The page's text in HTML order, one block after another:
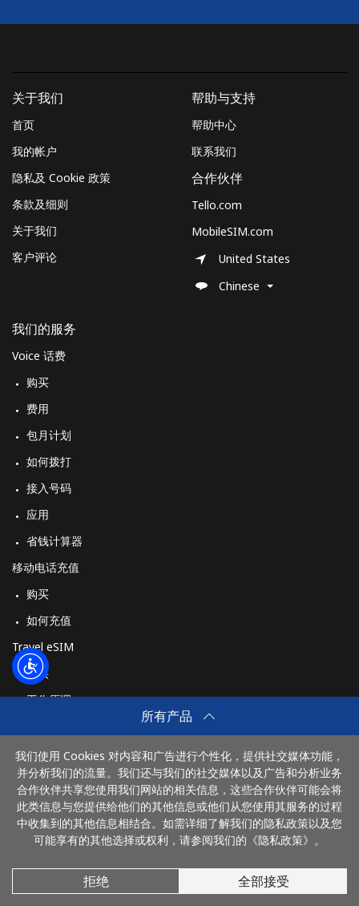
所有产品
我们使用 Cookies 对内容和广告进行个性化，提供社交媒体功能，
并分析我们的流量。我们还与我们的社交媒体以及广告和分析业务
合作伙伴共享您使用我们网站的相关信息，这些合作伙伴可能会将
此类信息与您提供给他们的其他信息或他们从您使用其服务的过程
中收集到的其他信息相结合。如需详细了解我们的隐私政策以及您
可能享有的其他选择或权利，请参阅我们的《隐私政策》。
拒绝 全部接受
关于我们
首页
我的帐户
隐私及 Cookie 政策
条款及细则
关于我们
客户评论
我们的服务
Voice 话费
购买
费用
包月计划
如何拨打
接入号码
应用
省钱计算器
移动电话充值
购买
如何充值
Travel eSIM
购买
工作原理
帮助与支持
帮助中心
联系我们
合作伙伴
Tello.com
MobileSIM.com
United States
Chinese
付款方式：